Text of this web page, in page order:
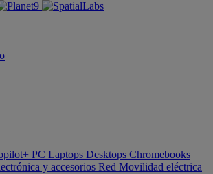
PC Laptops Desktops Chromebooks
y accesorios Red Movilidad eléctrica